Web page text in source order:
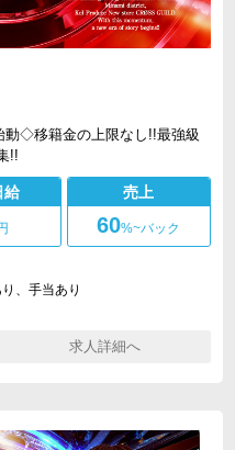
◇移籍金の上限なし!!最強級
!!
給 売上
60%~バック
、手当あり
求人詳細へ